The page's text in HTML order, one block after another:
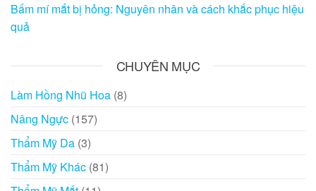
Bấm mí mắt bị hỏng: Nguyên nhân và cách khắc phục hiệu
quả
CHUYÊN MỤC
Làm Hồng Nhũ Hoa (8)
Nâng Ngực (157)
Thẩm Mỹ Da (3)
Thẩm Mỹ Khác (81)